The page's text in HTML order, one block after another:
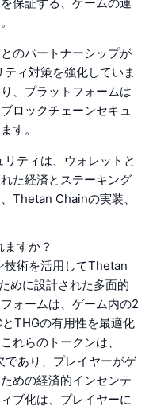
のパートナーシップが
ィ対策を強化していま
、プラットフォームは
ロックチェーンセキュ
す。
ティは、ウォレットと
た経済とステーキング
Thetan Chainの実装、
すか？
術を活用してThetan
めに設計された多面的
ォームは、ゲーム内の2
THGの有用性を最適化
れらのトークンは、
あり、プレイヤーがゲ
めの経済的インセンテ
ブ化は、プレイヤーに